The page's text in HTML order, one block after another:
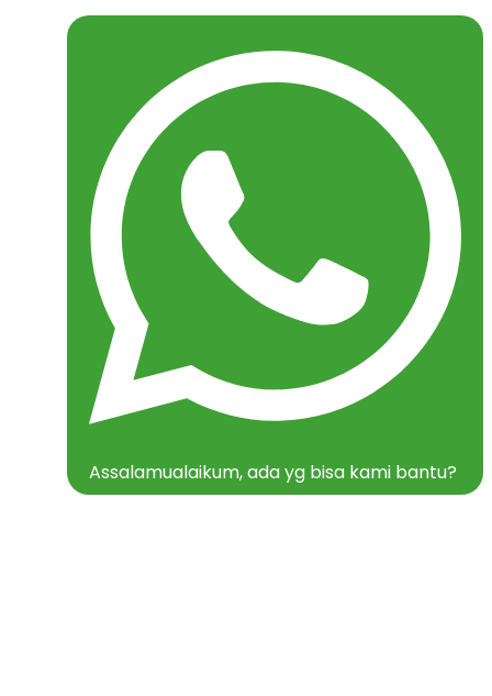
Assalamualaikum, ada yg bisa kami bantu?